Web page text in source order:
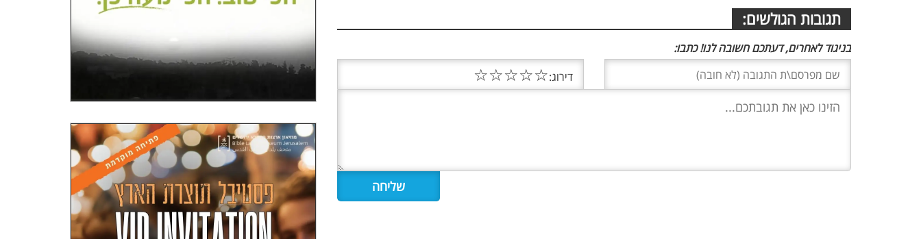
תגובות הגולשים:
בניגוד לאחרים, דעתכם חשובה לנו! כתבו:
דירוג:☆
☆
☆
☆
☆